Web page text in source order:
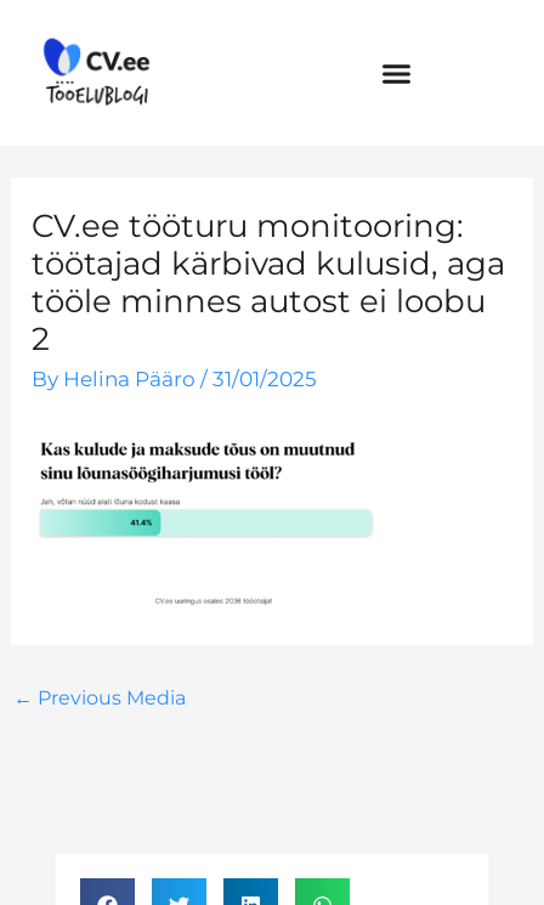
content
CV.ee tööturu monitooring:
töötajad kärbivad kulusid, aga
tööle minnes autost ei loobu
2
By Helina Pääro/31/01/2025
← Previous Media